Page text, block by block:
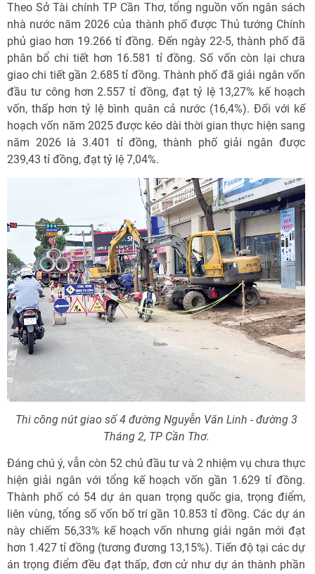
Theo Sở Tài chính TP Cần Thơ, tổng nguồn vốn ngân sách
nhà nước năm 2026 của thành phố được Thủ tướng Chính
phủ giao hơn 19.266 tỉ đồng. Đến ngày 22-5, thành phố đã
phân bổ chi tiết hơn 16.581 tỉ đồng. Số vốn còn lại chưa
giao chi tiết gần 2.685 tỉ đồng. Thành phố đã giải ngân vốn
đầu tư công hơn 2.557 tỉ đồng, đạt tỷ lệ 13,27% kế hoạch
vốn, thấp hơn tỷ lệ bình quân cả nước (16,4%). Đối với kế
hoạch vốn năm 2025 được kéo dài thời gian thực hiện sang
năm 2026 là 3.401 tỉ đồng, thành phố giải ngân được
239,43 tỉ đồng, đạt tỷ lệ 7,04%.
Thi công nút giao số 4 đường Nguyễn Văn Linh - đường 3
Tháng 2, TP Cần Thơ.
Đáng chú ý, vẫn còn 52 chủ đầu tư và 2 nhiệm vụ chưa thực
hiện giải ngân với tổng kế hoạch vốn gần 1.629 tỉ đồng.
Thành phố có 54 dự án quan trọng quốc gia, trọng điểm,
liên vùng, tổng số vốn bố trí gần 10.853 tỉ đồng. Các dự án
này chiếm 56,33% kế hoạch vốn nhưng giải ngân mới đạt
hơn 1.427 tỉ đồng (tương đương 13,15%). Tiến độ tại các dự
án trọng điểm đều đạt thấp, đơn cử như dự án thành phần